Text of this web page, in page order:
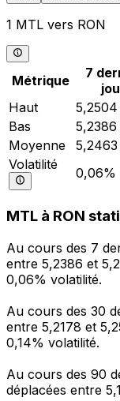
1 MTL vers RON
Métrique
7
Haut
5,2504
Bas
5,2386
Moyenne
5,2463
Volatilité
0,06%
MTL à RON
Au cours des 7
entre 5,2386 et
0,06% volatilité.
Au cours des 30
entre 5,2178 et
0,14% volatilité.
Au cours des 90
déplacées entre